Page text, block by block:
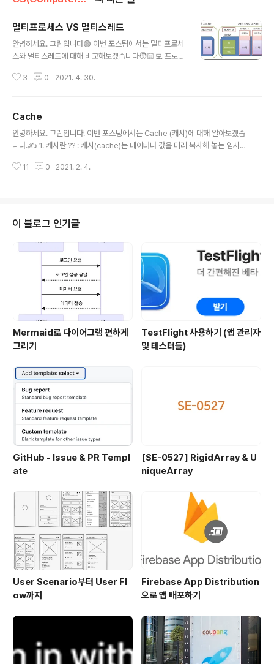
멀티프로세스 VS 멀티스레드
안녕하세요. 그린입니다🟢 이번 포스팅에서는 멀티프로세
스와 멀티스레드에 대해 비교해보겠습니다🧑🏻‍💻 프로그
것이 더 효율적인 성능을 낼 수 있는지 고민하게됩니다. 우
수 있는 코드 파일 프로세스 - 프로그램을 실행시키는 인스
턴스 - 각 독립된 메모리 영역 (코드 / 데이터 / 스택 / 힙)을
가짐 - 최소 1개의 스레드를 보유 - 프로세스끼리는 접근이
g. 소켓) 스레드 - 프로세스 내에서 실행되는 하나의 흐름
3 0 2021. 4. 30.
Cache
안녕하세요. 그린입니다! 이번 포스팅에서는 Cache (캐시)에 대해 알아보겠습
니다.✍️ 1. 캐시란 ?? : 캐시(cache)는 데이터나 값을 미리 복사해 놓는 임시
리거나 값을 다시 계산하는 시간을 절약할때 사용 (시간을 줄임!), 캐시에 데이
된다. 클라이언트는 클라이언트만의 local에 저장할 수 있는 캐시가 있으며, 서
버는 여러 클라이언트의 요청에 대해 저장할 수 있는 캐시가 ..
11 0 2021. 2. 4.
이 블로그 인기글
Mermaid로 다이어그램 편하게
그리기
TestFlight 사용하기 (앱 관리자
및 테스터들)
GitHub - Issue & PR Templ
ate
[SE-0527] RigidArray & U
niqueArray
User Scenario부터 User Fl
ow까지
Firebase App Distribution
으로 앱 배포하기